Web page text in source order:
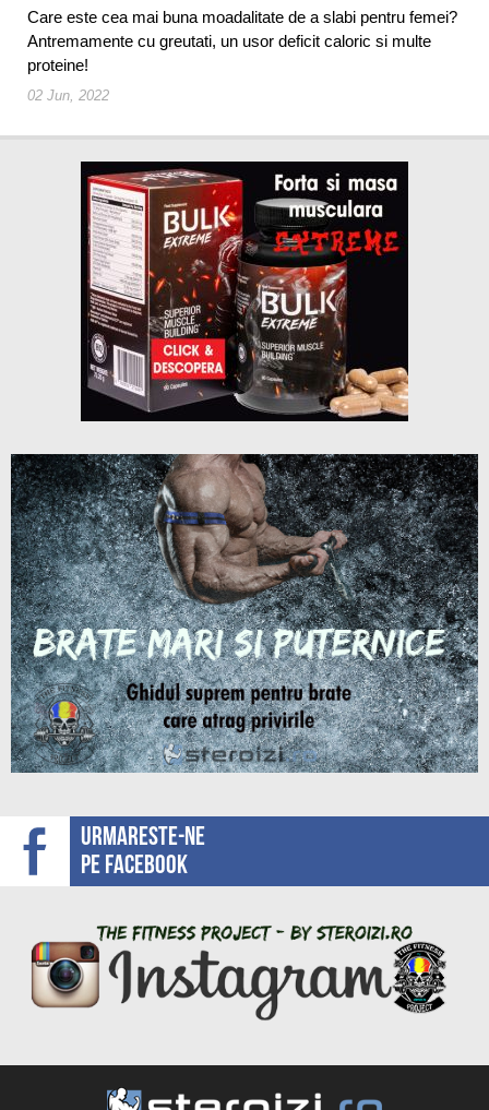
Care este cea mai buna moadalitate de a slabi pentru femei?
Antremamente cu greutati, un usor deficit caloric si multe
proteine!
02 Jun, 2022
Urmareste-ne
pe facebook